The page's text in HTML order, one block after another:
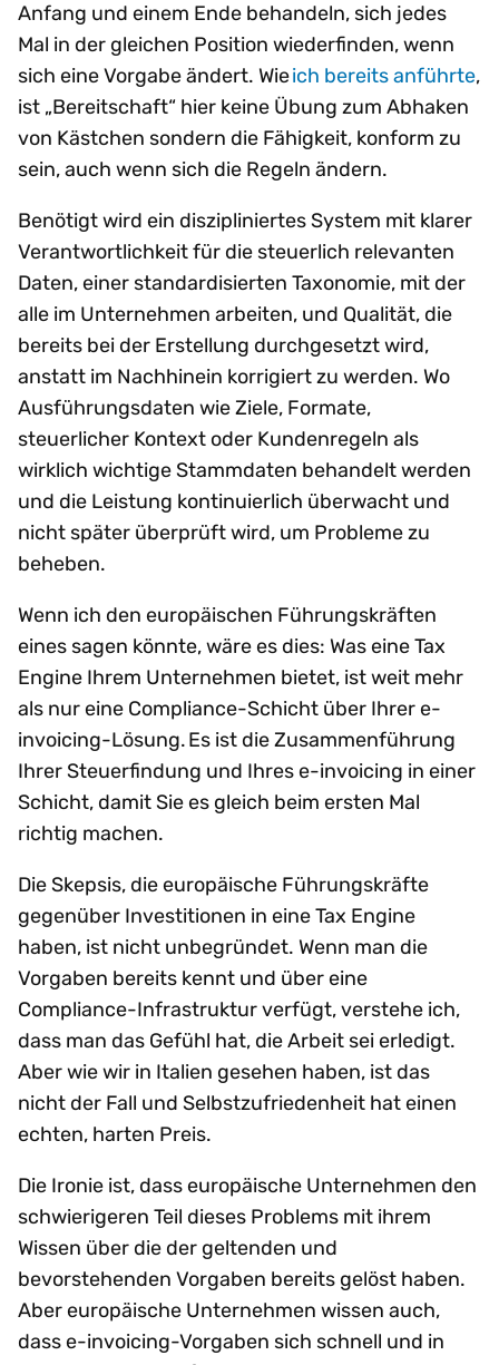
Anfang und einem Ende behandeln, sich jedes
Mal in der gleichen Position wiederfinden, wenn
sich eine Vorgabe ändert. Wieich bereits anführte,
ist „Bereitschaft“ hier keine Übung zum Abhaken
von Kästchen sondern die Fähigkeit, konform zu
sein, auch wenn sich die Regeln ändern.
Benötigt wird ein diszipliniertes System mit klarer
Verantwortlichkeit für die steuerlich relevanten
Daten, einer standardisierten Taxonomie, mit der
alle im Unternehmen arbeiten, und Qualität, die
bereits bei der Erstellung durchgesetzt wird,
anstatt im Nachhinein korrigiert zu werden. Wo
Ausführungsdaten wie Ziele, Formate,
steuerlicher Kontext oder Kundenregeln als
wirklich wichtige Stammdaten behandelt werden
und die Leistung kontinuierlich überwacht und
nicht später überprüft wird, um Probleme zu
beheben.
Wenn ich den europäischen Führungskräften
eines sagen könnte, wäre es dies: Was eine Tax
Engine Ihrem Unternehmen bietet, ist weit mehr
als nur eine Compliance-Schicht über Ihrer e-
invoicing-Lösung. Es ist die Zusammenführung
Ihrer Steuerfindung und Ihres e-invoicing in einer
Schicht, damit Sie es gleich beim ersten Mal
richtig machen.
Die Skepsis, die europäische Führungskräfte
gegenüber Investitionen in eine Tax Engine
haben, ist nicht unbegründet. Wenn man die
Vorgaben bereits kennt und über eine
Compliance-Infrastruktur verfügt, verstehe ich,
dass man das Gefühl hat, die Arbeit sei erledigt.
Aber wie wir in Italien gesehen haben, ist das
nicht der Fall und Selbstzufriedenheit hat einen
echten, harten Preis.
Die Ironie ist, dass europäische Unternehmen den
schwierigeren Teil dieses Problems mit ihrem
Wissen über die der geltenden und
bevorstehenden Vorgaben bereits gelöst haben.
Aber europäische Unternehmen wissen auch,
dass e-invoicing-Vorgaben sich schnell und in